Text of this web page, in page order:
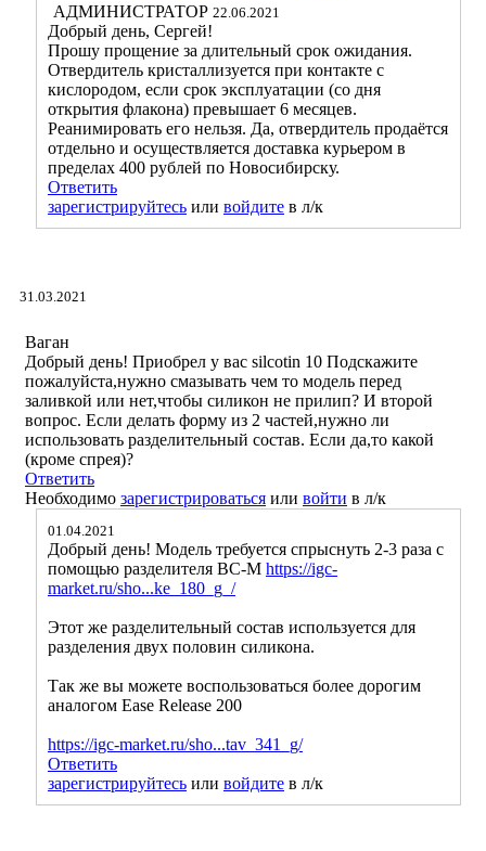
АДМИНИСТРАТОР 22.06.2021
Добрый день, Сергей!
Прошу прощение за длительный срок ожидания.
Отвердитель кристаллизуется при контакте с
кислородом, если срок эксплуатации (со дня
открытия флакона) превышает 6 месяцев.
Реанимировать его нельзя. Да, отвердитель продаётся
отдельно и осуществляется доставка курьером в
пределах 400 рублей по Новосибирску.
Ответить
зарегистрируйтесь или войдите в л/к
31.03.2021
Ваган
Добрый день! Приобрел у вас silcotin 10 Подскажите
пожалуйста,нужно смазывать чем то модель перед
заливкой или нет,чтобы силикон не прилип? И второй
вопрос. Если делать форму из 2 частей,нужно ли
использовать разделительный состав. Если да,то какой
(кроме спрея)?
Ответить
Необходимо зарегистрироваться или войти в л/к
01.04.2021
Добрый день! Модель требуется спрыснуть 2-3 раза с
помощью разделителя ВС-М https://igc-
market.ru/sho...ke_180_g_/
Этот же разделительный состав используется для
разделения двух половин силикона.
Так же вы можете воспользоваться более дорогим
аналогом Ease Release 200
https://igc-market.ru/sho...tav_341_g/
Ответить
зарегистрируйтесь или войдите в л/к